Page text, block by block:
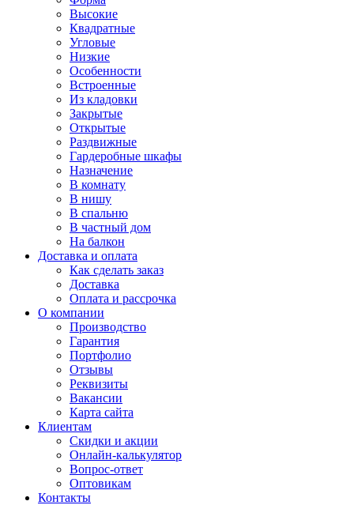
Высокие
Квадратные
Угловые
Низкие
Особенности
Встроенные
Из кладовки
Закрытые
Открытые
Раздвижные
Гардеробные шкафы
Назначение
В комнату
В нишу
В спальню
В частный дом
На балкон
Доставка и оплата
Как сделать заказ
Доставка
Оплата и рассрочка
О компании
Производство
Гарантия
Портфолио
Отзывы
Реквизиты
Вакансии
Карта сайта
Клиентам
Скидки и акции
Онлайн-калькулятор
Вопрос-ответ
Оптовикам
Контакты